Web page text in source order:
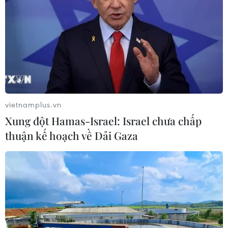
Bờ biển Cửa Đại thành phố Hội An, tỉnh Quảng Nam bị sạt lở
nghiêm trọng. (Ảnh: Trần Tĩnh/TTXVN)
Các bộ liên quan cùng với các địa phương phải
rà soát tất cả các hồ, đập để kịp thời phát hiện,
xử lý sự cố nếu có; đồng thời quản lý, vận hành
an toàn hồ đập, đặc biệt là quy trình vận hành
các hồ thủy điện.
vietnamplus.vn
Xung đột Hamas-Israel: Israel chưa chấp
thuận kế hoạch về Dải Gaza